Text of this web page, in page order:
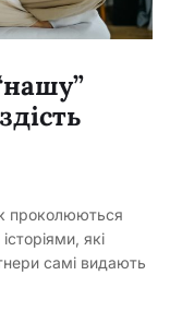
проколюються
які
самі видають